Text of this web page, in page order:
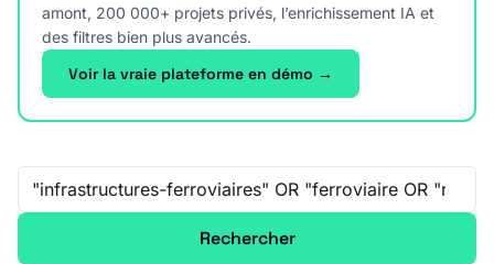
amont, 200 000+ projets privés, l’enrichissement IA et
des filtres bien plus avancés.
Voir la vraie plateforme en démo →
Recherche libre
Rechercher